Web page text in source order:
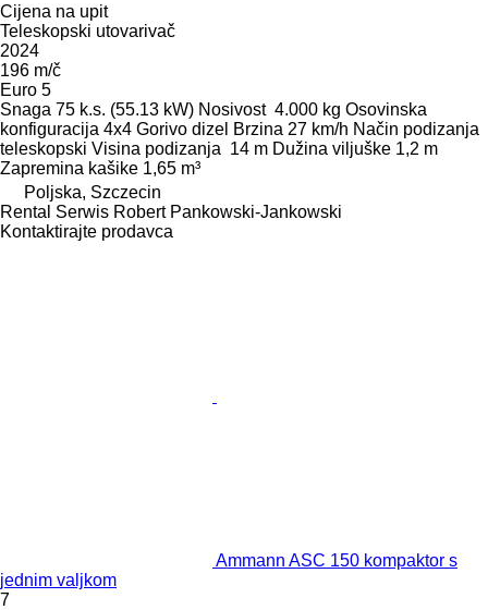
Cijena na upit
Teleskopski utovarivač
2024
196 m/č
Euro 5
Snaga 75 k.s. (55.13 kW) Nosivost 4.000 kg Osovinska
konfiguracija 4x4 Gorivo dizel Brzina 27 km/h Način podizanja
teleskopski Visina podizanja 14 m Dužina viljuške 1,2 m
Zapremina kašike 1,65 m³
Poljska, Szczecin
Rental Serwis Robert Pankowski-Jankowski
Kontaktirajte prodavca
Ammann ASC 150 kompaktor s
jednim valjkom
7